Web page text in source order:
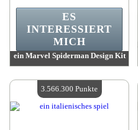
ein Marvel Spiderman Design Kit
Verfügbare Menge:4
ES
INTERESSIERT
MICH
3.566.300 Punkte